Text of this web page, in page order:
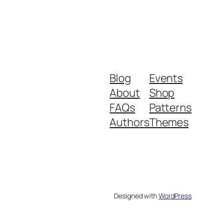
Blog
About
FAQs
Authors
Events
Shop
Patterns
Themes
Designed withWordPress